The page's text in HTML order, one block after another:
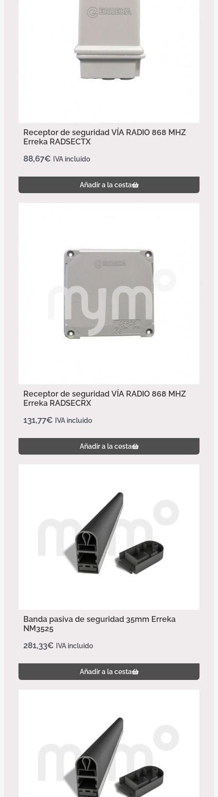
Receptor de seguridad VÍA RADIO 868 MHZ
Erreka RADSECTX
88,67€ IVA incluido
Añadir a la cesta
Receptor de seguridad VÍA RADIO 868 MHZ
Erreka RADSECRX
131,77€ IVA incluido
Añadir a la cesta
Banda pasiva de seguridad 35mm Erreka
NM3525
281,33€ IVA incluido
Añadir a la cesta